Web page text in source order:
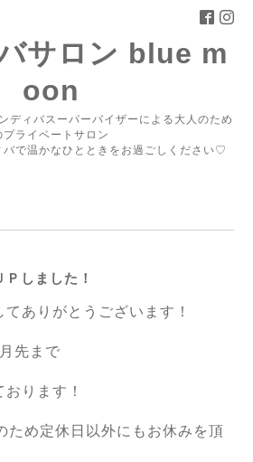
サロン blue m
oon
ディバスーパーバイザーによる大人のため
プライベートサロン
で温かなひとときをお過ごしください♡
しました！
ありがとうございます！
先まで
ります！
ため定休日以外にもお休みを頂